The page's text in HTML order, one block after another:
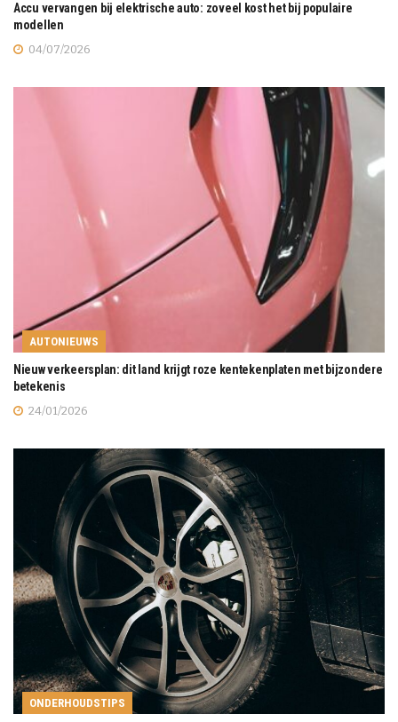
Accu vervangen bij elektrische auto: zoveel kost het bij populaire
modellen
04/07/2026
AUTONIEUWS
Nieuw verkeersplan: dit land krijgt roze kentekenplaten met bijzondere
betekenis
24/01/2026
ONDERHOUDSTIPS